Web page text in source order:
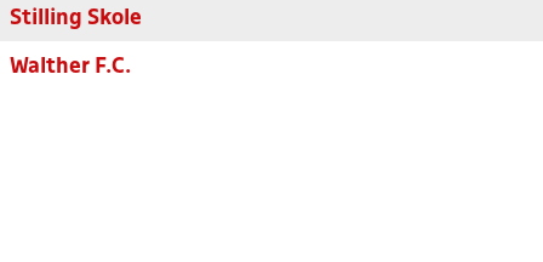
Stilling Skole
Walther F.C.